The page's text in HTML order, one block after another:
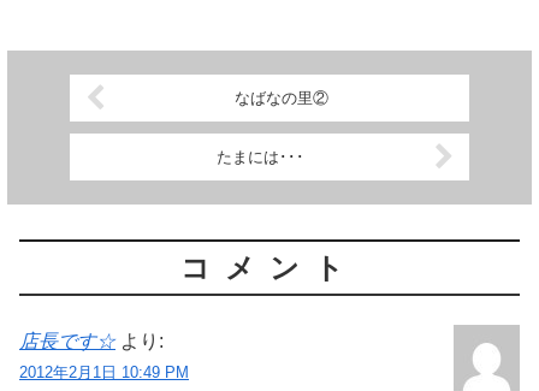
なばなの里②
たまには･･･
コメント
店長です☆ より:
2012年2月1日 10:49 PM